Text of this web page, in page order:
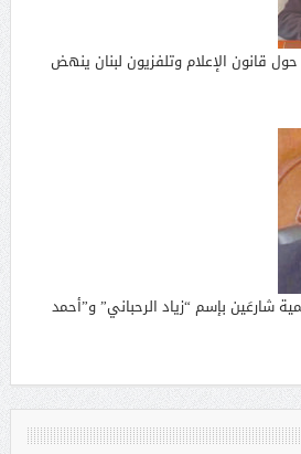
قانون الإعلام وتلفزيون لبنان ينهض
شارعَين بإسم “زياد الرحباني” و”أحمد